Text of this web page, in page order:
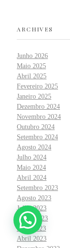
ARCHIVES
Junho 2026
Maio 2025
Abril 2025
Fevereiro 2025
Janeiro 2025
Dezembro 2024
Novembro 2024
Outubro 2024
Setembro 2024
Agosto 2024
Julho 2024
Maio 2024
Abril 2024
Setembro 2023
Agosto 2023
Julho 2023
Junho 2023
Maio 2023
Abril 2023